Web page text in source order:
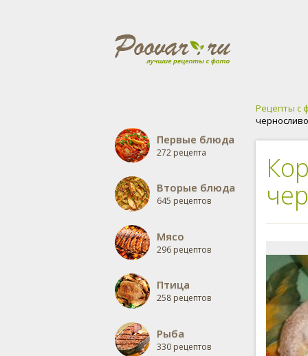
Первые блюда
272 рецепта
Вторые блюда
645 рецептов
Мясо
296 рецептов
Птица
258 рецептов
Рыба
330 рецептов
Рецепты с